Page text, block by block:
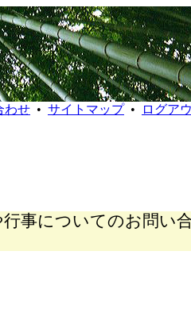
わせ • サイトマップ•
ログア
事についてのお問い